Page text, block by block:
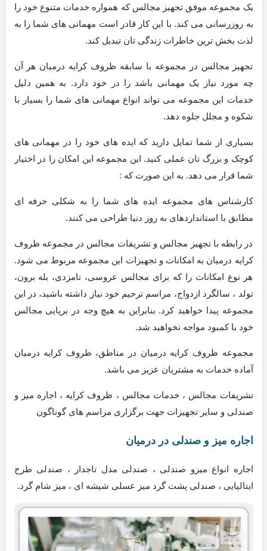
یک مجموعه موفق تجهیز مجالس که همواره خدمات متنوع خود را
به روزرسانی می کند. با این کار قادر است مهمانی های شما را به
لذت بخش ترین خاطرات زندگی تان تبدیل کند.
تجهیز مجالس در مجموعه با سابقه ظروف کرایه درمیان هر آن
چه مورد نیاز یک مهمانی باشد را در خود دارد. به همین دلیل
خدمات این مجموعه می تواند انواع مهمانی های شما را بسیار با
شکوه و مجلل جلوه دهد.
بسیاری از شما تمایل دارید که ایده های خود را در مهمانی های
کوچک و بزرگ تان عملی کنید. این مجموعه این امکان را در اختیار
شما قرار می دهد. به این صورت که :
کارشناس های مجموعه ایده های شما را به شکلی حرفه ای
مطابق با استانداردهای به روز دنیا طراحی می کنند.
در رابطه با تجهیز مجالس و تشریفات مجالس در مجموعه ظروف
کرایه درمیان به امکانات و تجهیزات این مجموعه مربوط می شود.
هر نوع امکانات را که برای مجالس عروسی، نامزدی، بله برون،
تولد ، سالگرد ازدواج، مراسم ترحیم خود نیاز داشته باشید، در این
مجموعه پیدا خواهید کرد. بنابراین به هیچ وجه در برپایی مجالس
خود با کمبود مواجه نخواهید شد.
مجموعه ظروف کرایه درمیان در مناطق، ظروف کرایه درمیان
آماده خدمات به مشتریان عزیز می باشد.
تشریفات مجالس ، خدمات مجالس ، ظروف کرایه ، اجاره میز و
صندلی و سایر تجهیزات جهت برگزاری مراسم های گوناگون
اجاره میز و صندلی در درمیان
اجاره انواع میزو صندلی ، صندلی مدل تاجدار ، صندلی طرح
ایتالیایی ، صندلی پشت گرد میز عسلی شیشه ای ، میز شام گرد.